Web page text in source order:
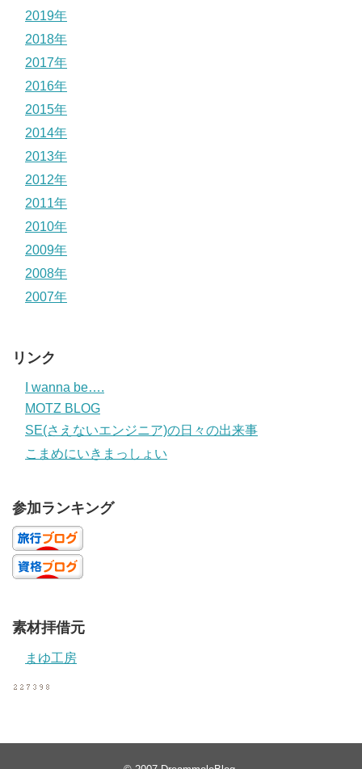
2019年
2018年
2017年
2016年
2015年
2014年
2013年
2012年
2011年
2010年
2009年
2008年
2007年
リンク
I wanna be….
MOTZ BLOG
SE(さえないエンジニア)の日々の出来事
こまめにいきまっしょい
参加ランキング
素材拝借元
まゆ工房